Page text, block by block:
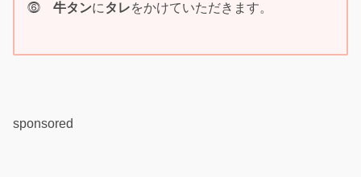
⓺ 牛タンにタレをかけていただきます。
sponsored